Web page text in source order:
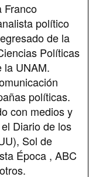
Franco
político
de la
Políticas
la UNAM.
políticas.
con medios y
Diario de los
Sol de
Época , ABC